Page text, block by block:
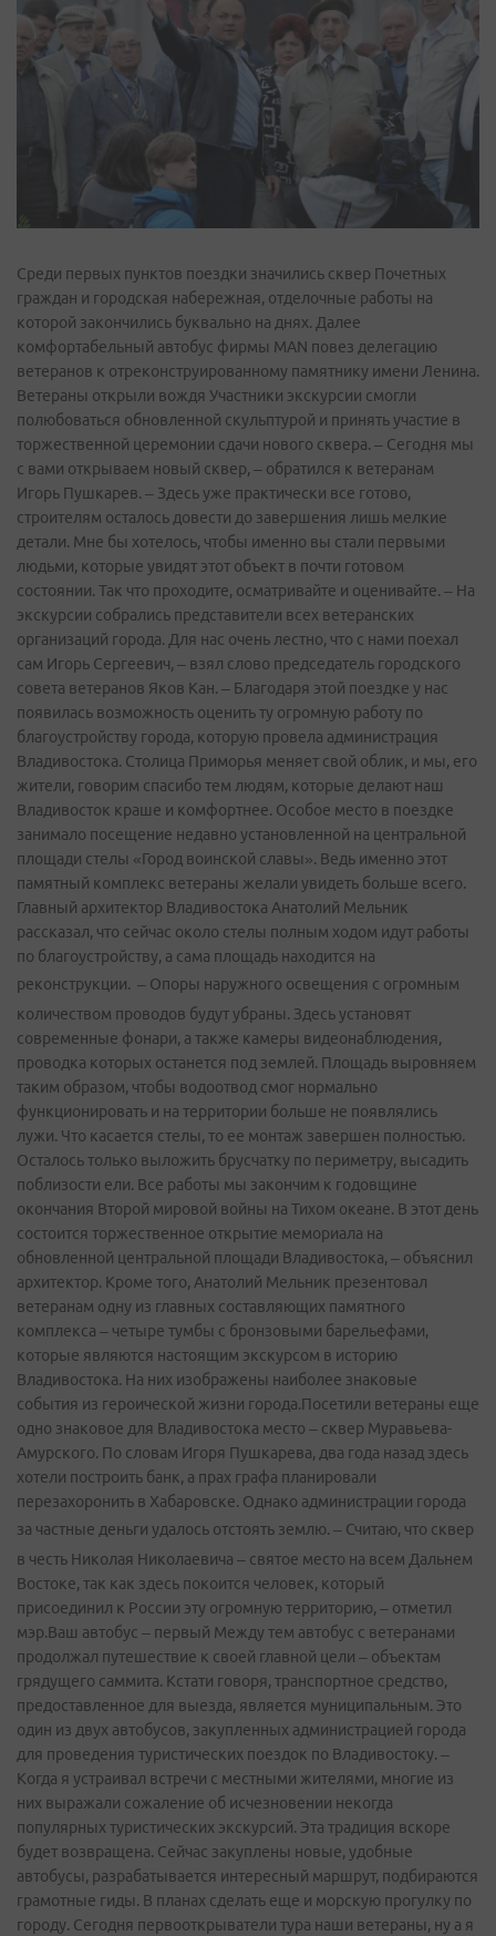
Среди первых пунктов поездки значились сквер Почетных
граждан и городская набережная, отделочные работы на
которой закончились буквально на днях. Далее
комфортабельный автобус фирмы MAN повез делегацию
ветеранов к отреконструированному памятнику имени Ленина.
Ветераны открыли вождя Участники экскурсии смогли
полюбоваться обновленной скульптурой и принять участие в
торжественной церемонии сдачи нового сквера. – Сегодня мы
с вами открываем новый сквер, – обратился к ветеранам
Игорь Пушкарев. – Здесь уже практически все готово,
строителям осталось довести до завершения лишь мелкие
детали. Мне бы хотелось, чтобы именно вы стали первыми
людьми, которые увидят этот объект в почти готовом
состоянии. Так что проходите, осматривайте и оценивайте. – На
экскурсии собрались представители всех ветеранских
организаций города. Для нас очень лестно, что с нами поехал
сам Игорь Сергеевич, – взял слово председатель городского
совета ветеранов Яков Кан. – Благодаря этой поездке у нас
появилась возможность оценить ту огромную работу по
благоустройству города, которую провела администрация
Владивостока. Столица Приморья меняет свой облик, и мы, его
жители, говорим спасибо тем людям, которые делают наш
Владивосток краше и комфортнее. Особое место в поездке
занимало посещение недавно установленной на центральной
площади стелы «Город воинской славы». Ведь именно этот
памятный комплекс ветераны желали увидеть больше всего.
Главный архитектор Владивостока Анатолий Мельник
рассказал, что сейчас около стелы полным ходом идут работы
по благоустройству, а сама площадь находится на
реконструкции. – Опоры наружного освещения с огромным
количеством проводов будут убраны. Здесь установят
современные фонари, а также камеры видеонаблюдения,
проводка которых останется под землей. Площадь выровняем
таким образом, чтобы водоотвод смог нормально
функционировать и на территории больше не появлялись
лужи. Что касается стелы, то ее монтаж завершен полностью.
Осталось только выложить брусчатку по периметру, высадить
поблизости ели. Все работы мы закончим к годовщине
окончания Второй мировой войны на Тихом океане. В этот день
состоится торжественное открытие мемориала на
обновленной центральной площади Владивостока, – объяснил
архитектор. Кроме того, Анатолий Мельник презентовал
ветеранам одну из главных составляющих памятного
комплекса – четыре тумбы с бронзовыми барельефами,
которые являются настоящим экскурсом в историю
Владивостока. На них изображены наиболее знаковые
события из героической жизни города.Посетили ветераны еще
одно знаковое для Владивостока место – сквер Муравьева-
Амурского. По словам Игоря Пушкарева, два года назад здесь
хотели построить банк, а прах графа планировали
перезахоронить в Хабаровске. Однако администрации города
за частные деньги удалось отстоять землю. – Считаю, что сквер
в честь Николая Николаевича – святое место на всем Дальнем
Востоке, так как здесь покоится человек, который
присоединил к России эту огромную территорию, – отметил
мэр.Ваш автобус – первый Между тем автобус с ветеранами
продолжал путешествие к своей главной цели – объектам
грядущего саммита. Кстати говоря, транспортное средство,
предоставленное для выезда, является муниципальным. Это
один из двух автобусов, закупленных администрацией города
для проведения туристических поездок по Владивостоку. –
Когда я устраивал встречи с местными жителями, многие из
них выражали сожаление об исчезновении некогда
популярных туристических экскурсий. Эта традиция вскоре
будет возвращена. Сейчас закуплены новые, удобные
автобусы, разрабатывается интересный маршрут, подбираются
грамотные гиды. В планах сделать еще и морскую прогулку по
городу. Сегодня первооткрыватели тура наши ветераны, ну а я